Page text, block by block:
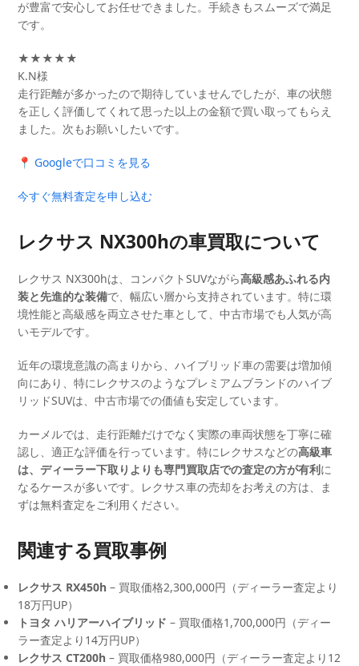
が豊富で安心してお任せできました。手続きもスムーズで満足
です。
★★★★★
K.N様
走行距離が多かったので期待していませんでしたが、車の状態
を正しく評価してくれて思った以上の金額で買い取ってもらえ
ました。次もお願いしたいです。
📍 Googleで口コミを見る
今すぐ無料査定を申し込む
レクサス NX300hの車買取について
レクサス NX300hは、コンパクトSUVながら高級感あふれる内
装と先進的な装備で、幅広い層から支持されています。特に環
境性能と高級感を両立させた車として、中古市場でも人気が高
いモデルです。
近年の環境意識の高まりから、ハイブリッド車の需要は増加傾
向にあり、特にレクサスのようなプレミアムブランドのハイブ
リッドSUVは、中古市場での価値も安定しています。
カーメルでは、走行距離だけでなく実際の車両状態を丁寧に確
認し、適正な評価を行っています。特にレクサスなどの高級車
は、ディーラー下取りよりも専門買取店での査定の方が有利に
なるケースが多いです。レクサス車の売却をお考えの方は、ま
ずは無料査定をご利用ください。
関連する買取事例
レクサス RX450h – 買取価格2,300,000円（ディーラー査定より
18万円UP）
トヨタ ハリアーハイブリッド – 買取価格1,700,000円（ディー
ラー査定より14万円UP）
レクサス CT200h – 買取価格980,000円（ディーラー査定より12